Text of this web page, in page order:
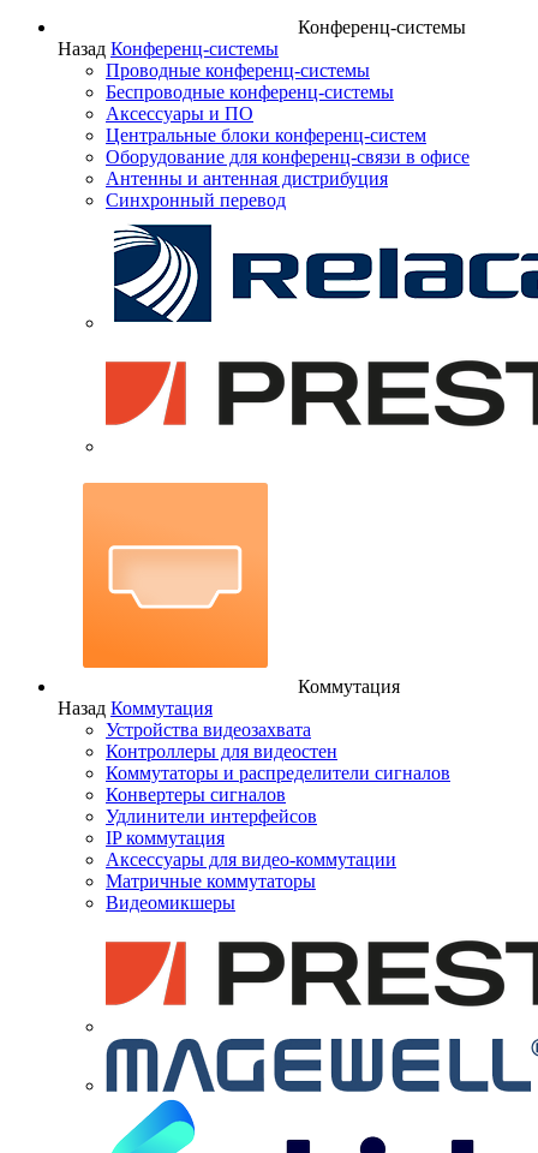
Конференц-системы
Назад Конференц-системы
Проводные конференц-системы
Беспроводные конференц-системы
Аксессуары и ПО
Центральные блоки конференц-систем
Оборудование для конференц-связи в офисе
Антенны и антенная дистрибуция
Синхронный перевод
Коммутация
Назад Коммутация
Устройства видеозахвата
Контроллеры для видеостен
Коммутаторы и распределители сигналов
Конвертеры сигналов
Удлинители интерфейсов
IP коммутация
Аксессуары для видео-коммутации
Матричные коммутаторы
Видеомикшеры